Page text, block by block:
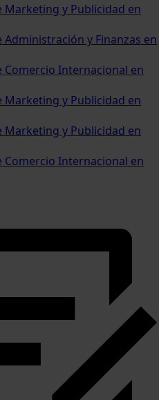
Marketing y Publicidad en
y Finanzas en
Comercio Internacional en
Marketing y Publicidad en
Marketing y Publicidad en
Comercio Internacional en